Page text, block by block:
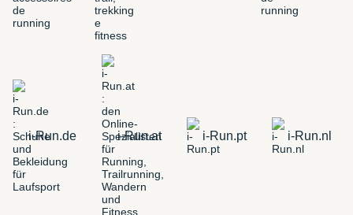
i-Run.de i-Run.at i-Run.pt i-Run.nl